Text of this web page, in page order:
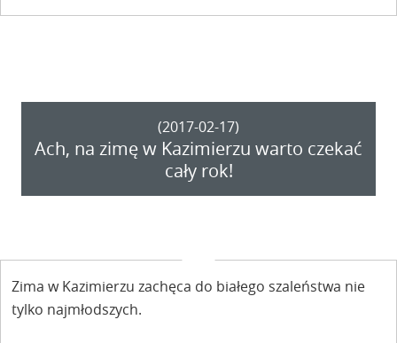
zawodach? Zarejestruj się już dziś!
(2017-02-17)
Ach, na zimę w Kazimierzu warto czekać
cały rok!
Zima w Kazimierzu zachęca do białego szaleństwa nie
tylko najmłodszych.